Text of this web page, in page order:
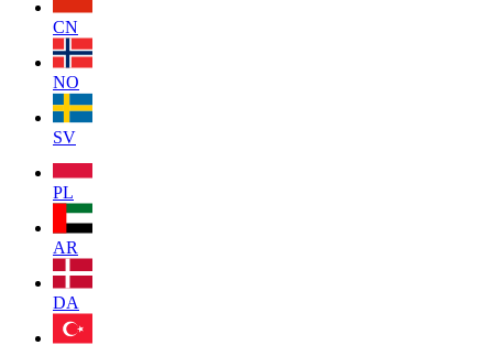
CN
NO
SV
PL
AR
DA